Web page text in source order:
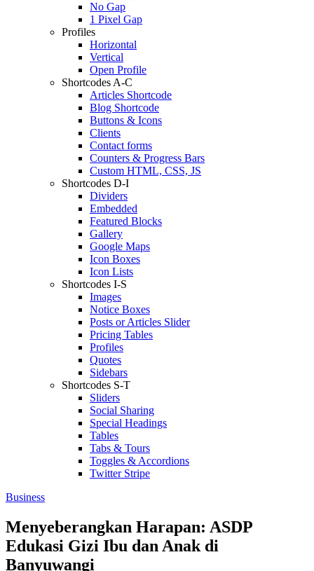
No Gap
1 Pixel Gap
Profiles
Horizontal
Vertical
Open Profile
Shortcodes A-C
Articles Shortcode
Blog Shortcode
Buttons & Icons
Clients
Contact forms
Counters & Progress Bars
Custom HTML, CSS, JS
Shortcodes D-I
Dividers
Embedded
Featured Blocks
Gallery
Google Maps
Icon Boxes
Icon Lists
Shortcodes I-S
Images
Notice Boxes
Posts or Articles Slider
Pricing Tables
Profiles
Quotes
Sidebars
Shortcodes S-T
Sliders
Social Sharing
Special Headings
Tables
Tabs & Tours
Toggles & Accordions
Twitter Stripe
Business
Menyeberangkan Harapan: ASDP
Edukasi Gizi Ibu dan Anak di
Banyuwangi